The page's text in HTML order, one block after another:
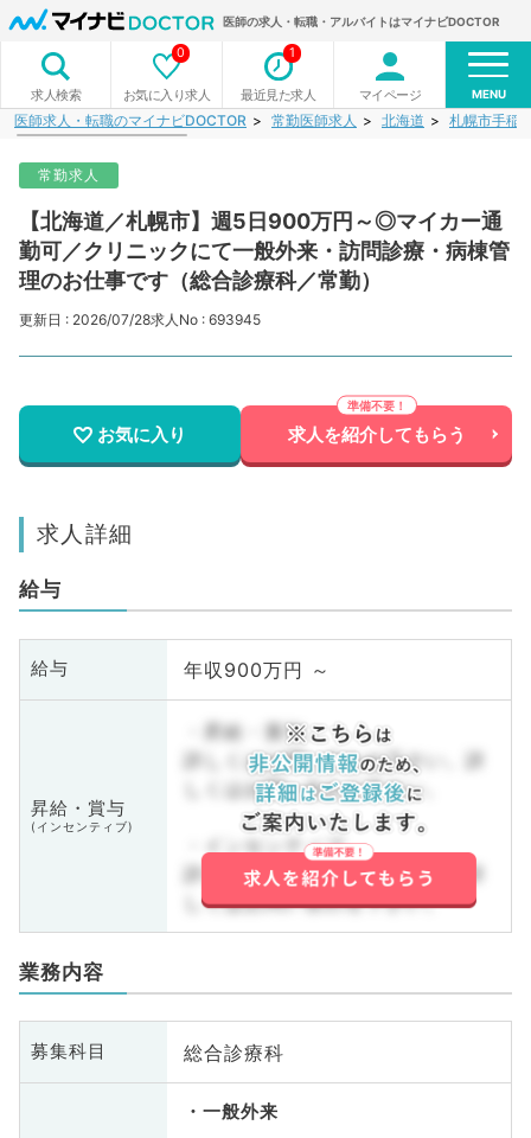
医師の求人・転職・アルバイトはマイナビDOCTOR
求人検索 お気に入り求人
0
最近見た求人
1
マイページ MENU
医師求人・転職のマイナビDOCTOR 常勤医師求人 北海道 札幌市手稲
常勤求人
【北海道／札幌市】週5日900万円～◎マイカー通
勤可／クリニックにて一般外来・訪問診療・病棟管
理のお仕事です（総合診療科／常勤）
更新日 : 2026/07/28求人No : 693945
お気に入り 求人を紹介してもらう
求人詳細
給与
給与 年収900万円 ～
昇給・賞与
(インセンティブ)
・昇給・賞与
詳しくはお問い合わせ下さい。詳
しくはお問い合わせ下さい。
・インセンティブ
詳しくはお問い合わせ下さい。詳
しくはお問い合わせ下さい。
業務内容
募集科目 総合診療科
一般外来